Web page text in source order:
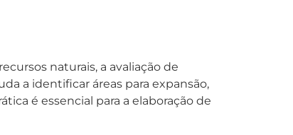
naturais, a avaliação de
a identificar áreas para expansão,
é essencial para a elaboração de